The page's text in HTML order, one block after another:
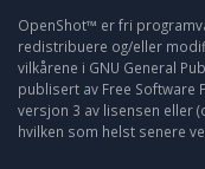
OpenShot™ er fri
redistribuere og/eller
vilkårene i GNU General
publisert av Free Software
versjon 3 av lisensen eller
hvilken som helst senere